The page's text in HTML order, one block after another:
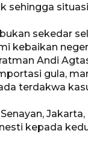
sehingga
sekedar
kebaikan
Andi
gula,
terdakwa
Jakarta,
kepada